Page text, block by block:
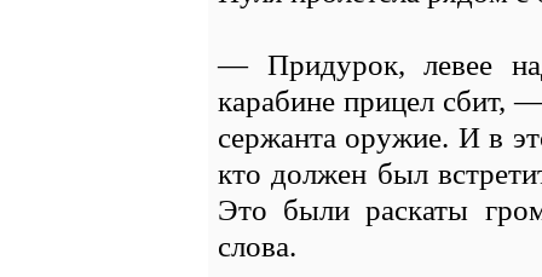
— Придурок, левее
карабине прицел сбит,
сержанта оружие. И в
кто должен был
Это были раскаты
слова.